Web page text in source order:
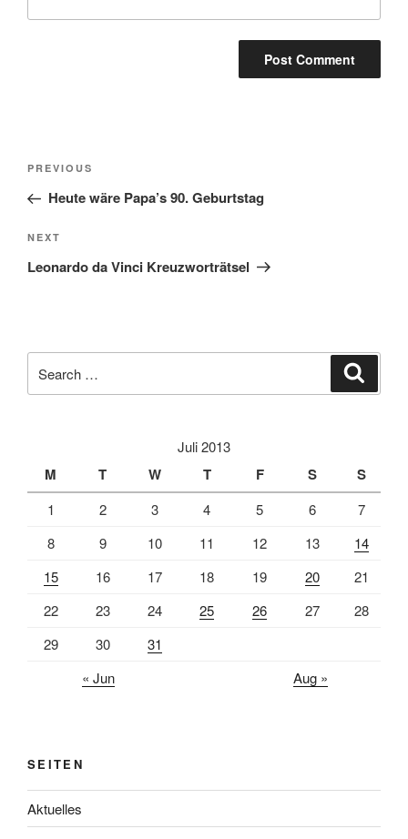
Post
Previous
Post
PREVIOUS
Heute wäre Papa’s 90. Geburtstag
Next
Post
NEXT
Leonardo da Vinci Kreuzworträtsel
for:
Juli 2013
M T W T F S S
1 2 3 4 5 6
7
8
9 10 11 12 13
14
15
16 17 18 19 20
21
22
23 24 25 26 27
28
29
30
31
« Jun
Aug »
SEITEN
Aktuelles